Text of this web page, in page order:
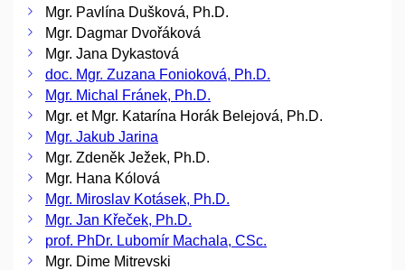
Mgr. Pavlína Dušková, Ph.D.
Mgr. Dagmar Dvořáková
Mgr. Jana Dykastová
doc. Mgr. Zuzana Fonioková, Ph.D.
Mgr. Michal Fránek, Ph.D.
Mgr. et Mgr. Katarína Horák Belejová, Ph.D.
Mgr. Jakub Jarina
Mgr. Zdeněk Ježek, Ph.D.
Mgr. Hana Kólová
Mgr. Miroslav Kotásek, Ph.D.
Mgr. Jan Křeček, Ph.D.
prof. PhDr. Lubomír Machala, CSc.
Mgr. Dime Mitrevski